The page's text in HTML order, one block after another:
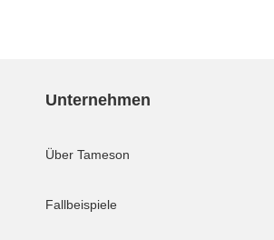
Unternehmen
Über Tameson
Fallbeispiele